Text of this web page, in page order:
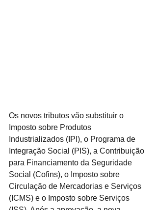
Os novos tributos vão substituir o
Imposto sobre Produtos
Industrializados (IPI), o Programa de
Integração Social (PIS), a Contribuição
para Financiamento da Seguridade
Social (Cofins), o Imposto sobre
Circulação de Mercadorias e Serviços
(ICMS) e o Imposto sobre Serviços